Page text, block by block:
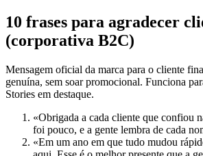
10 frases para agradecer
(corporativa B2C)
Mensagem oficial da marca para o cliente
genuína, sem soar promocional. Funciona
Stories em destaque.
«Obrigada a cada cliente que confiou
foi pouco, e a gente lembra de cada
«Em um ano em que tudo mudou